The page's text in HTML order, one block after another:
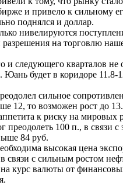
и привело к сильному
поднялся и доллар.
нивелируются
разрешения на торговлю
и следующего кварталов
будет в коридоре 11.8-
сильное
12, то возможен рост до
к риску на мировых
преодолеть 100 п., в связи с
84 руб.
высокая цена
связи с сильным ростом
курс валюты от